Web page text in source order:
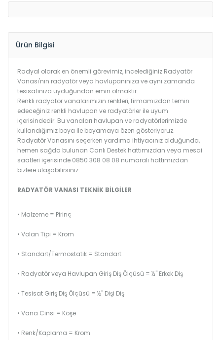
Ürün Bilgisi
Radyal olarak en önemli görevimiz, incelediğiniz Radyatör
Vanası'nın radyatör veya havlupanınıza ve aynı zamanda
tesisatınıza uyduğundan emin olmaktır.
Renkli radyatör vanalarımızın renkleri, firmamızdan temin
edeceğiniz renkli havlupan ve radyatörler ile uyum
içerisindedir. Bu vanaları havlupan ve radyatörlerimizde
kullandığımız boya ile boyamaya özen gösteriyoruz.
Radyatör Vanasını seçerken yardıma ihtiyacınız olduğunda,
hemen sağda bulunan Canlı Destek hattımızdan veya mesai
saatleri içerisinde 0850 308 08 08 numaralı hattımızdan
bizlere ulaşabilirsiniz.
RADYATÖR VANASI TEKNİK BİLGİLER
• Malzeme = Pirinç
• Volan Tipi = Krom
• Standart/Termostatik = Standart
• Radyatör veya Havlupan Giriş Diş Ölçüsü = ½" Erkek Diş
• Tesisat Giriş Diş Ölçüsü = ½" Dişi Diş
• Vana Cinsi = Köşe
• Renk/Kaplama = Krom